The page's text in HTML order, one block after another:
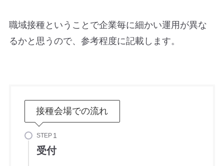
職域接種ということで企業毎に細かい運用が異な
るかと思うので、参考程度に記載します。
接種会場での流れ
STEP
受付